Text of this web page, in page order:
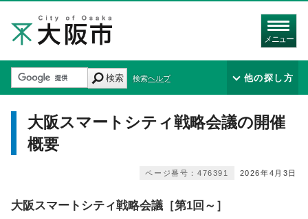
メニュー
検索 検索ヘルプ 他の探し方
大阪スマートシティ戦略会議の開催
概要
2026年4月3日
ページ番号：476391
大阪スマートシティ戦略会議［第1回～］